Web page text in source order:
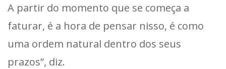
A partir do momento que se começa a
faturar, é a hora de pensar nisso, é como
uma ordem natural dentro dos seus
prazos”, diz.